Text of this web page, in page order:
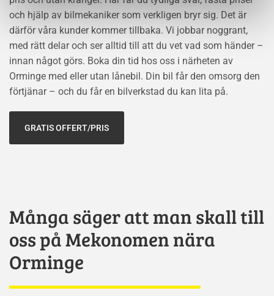
och hjälp av bilmekaniker som verkligen bryr sig. Det är
därför våra kunder kommer tillbaka. Vi jobbar noggrant,
med rätt delar och ser alltid till att du vet vad som händer –
innan något görs. Boka din tid hos oss i närheten av
Orminge med eller utan lånebil. Din bil får den omsorg den
förtjänar – och du får en bilverkstad du kan lita på.
GRATIS OFFERT/PRIS
Många säger att man skall till
oss på Mekonomen nära
Orminge